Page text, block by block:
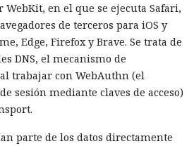
en el que se ejecuta Safari,
de terceros para iOS y
Edge, Firefox y Brave. Se trata de
DNS, el mecanismo de
trabajar con WebAuthn (el
sesión mediante claves de acceso)
parte de los datos directamente